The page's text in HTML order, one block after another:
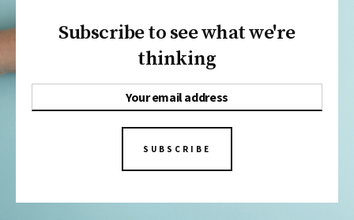
Subscribe to see what we're
thinking
SUBSCRIBE